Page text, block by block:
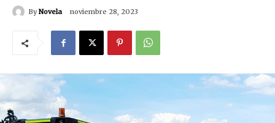
By Novela noviembre 28, 2023